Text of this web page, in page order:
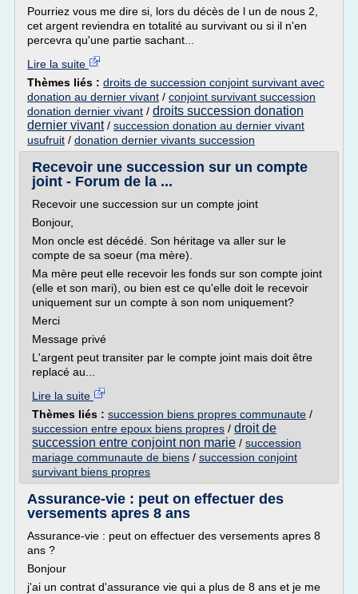
Pourriez vous me dire si, lors du décès de l un de nous 2,
cet argent reviendra en totalité au survivant ou si il n'en
percevra qu'une partie sachant...
Lire la suite
Thèmes liés : droits de succession conjoint survivant avec
donation au dernier vivant / conjoint survivant succession
donation dernier vivant / droits succession donation
dernier vivant/ succession donation au dernier vivant
usufruit / donation dernier vivants succession
Recevoir une succession sur un compte
joint - Forum de la ...
Recevoir une succession sur un compte joint
Bonjour,
Mon oncle est décédé. Son héritage va aller sur le
compte de sa soeur (ma mère).
Ma mère peut elle recevoir les fonds sur son compte joint
(elle et son mari), ou bien est ce qu'elle doit le recevoir
uniquement sur un compte à son nom uniquement?
Merci
Message privé
L'argent peut transiter par le compte joint mais doit être
replacé au...
Lire la suite
Thèmes liés : succession biens propres communaute /
succession entre epoux biens propres / droit de
succession entre conjoint non marie / succession
mariage communaute de biens / succession conjoint
survivant biens propres
Assurance-vie : peut on effectuer des
versements apres 8 ans
Assurance-vie : peut on effectuer des versements apres 8
ans ?
Bonjour
j'ai un contrat d'assurance vie qui a plus de 8 ans et je me